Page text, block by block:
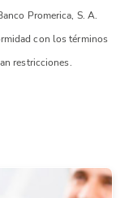
Promerica, S. A.
con los términos
restricciones.